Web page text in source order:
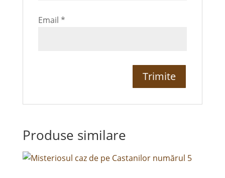
Email *
Produse similare